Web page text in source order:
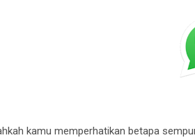
kamu memperhatikan betapa